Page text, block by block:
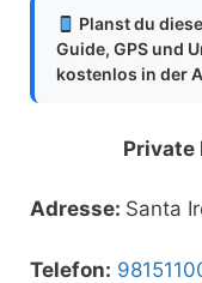
Planst du
Guide, GPS und
kostenlos in der
Private
Adresse: Santa
Telefon: